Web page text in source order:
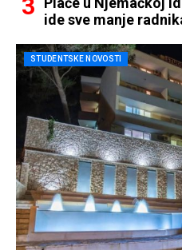
ide sve manje
STUDENTSKE NOVOSTI